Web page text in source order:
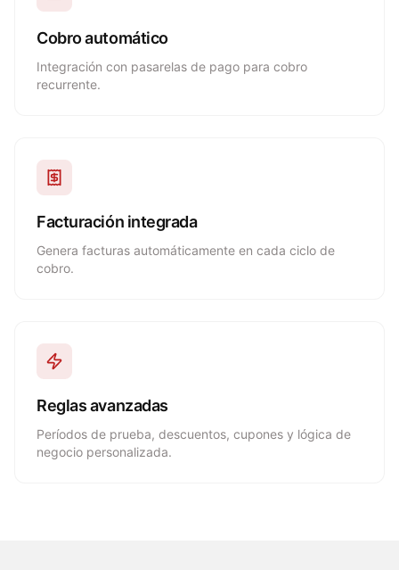
Cobro automático
Integración con pasarelas de pago para cobro
recurrente.
Facturación integrada
Genera facturas automáticamente en cada ciclo de
cobro.
Reglas avanzadas
Períodos de prueba, descuentos, cupones y lógica de
negocio personalizada.